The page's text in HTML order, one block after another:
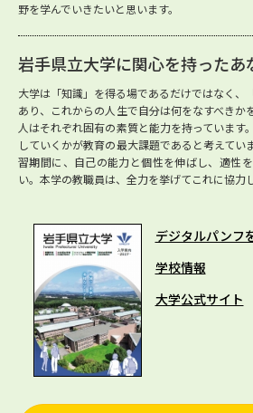
野を学んでいきたいと思います。
岩手県立大学に関心を持ったあ
大学は「知識」を得る場であるだけではなく、
あり、これからの人生で自分は何をなすべきか
人はそれぞれ固有の素質と能力を持っています
していくかが教育の最大課題であると考えてい
習期間に、自己の能力と個性を伸ばし、適性
い。本学の教職員は、全力を挙げてこれに協力し
デジタルパンフ
学校情報
大学公式サイト